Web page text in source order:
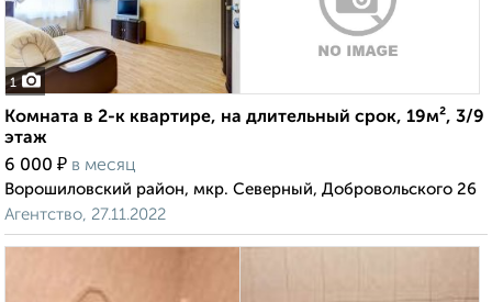
1
Комната в 2-к квартире, на длительный срок, 19м², 3/9
этаж
6 000 ₽ в месяц
Ворошиловский район, мкр. Северный, Добровольского 26
Агентство, 27.11.2022